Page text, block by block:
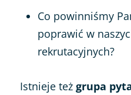
Co powinniśmy
poprawić w
rekrutacyjnych?
Istnieje też grupa